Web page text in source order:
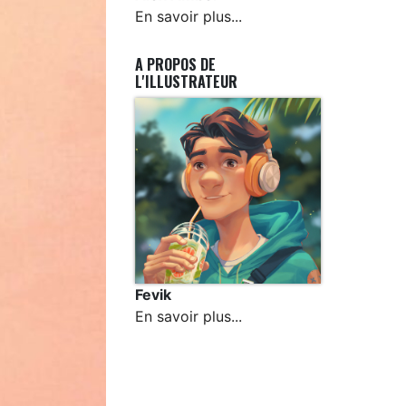
En savoir plus...
A PROPOS DE
L'ILLUSTRATEUR
Fevik
En savoir plus...